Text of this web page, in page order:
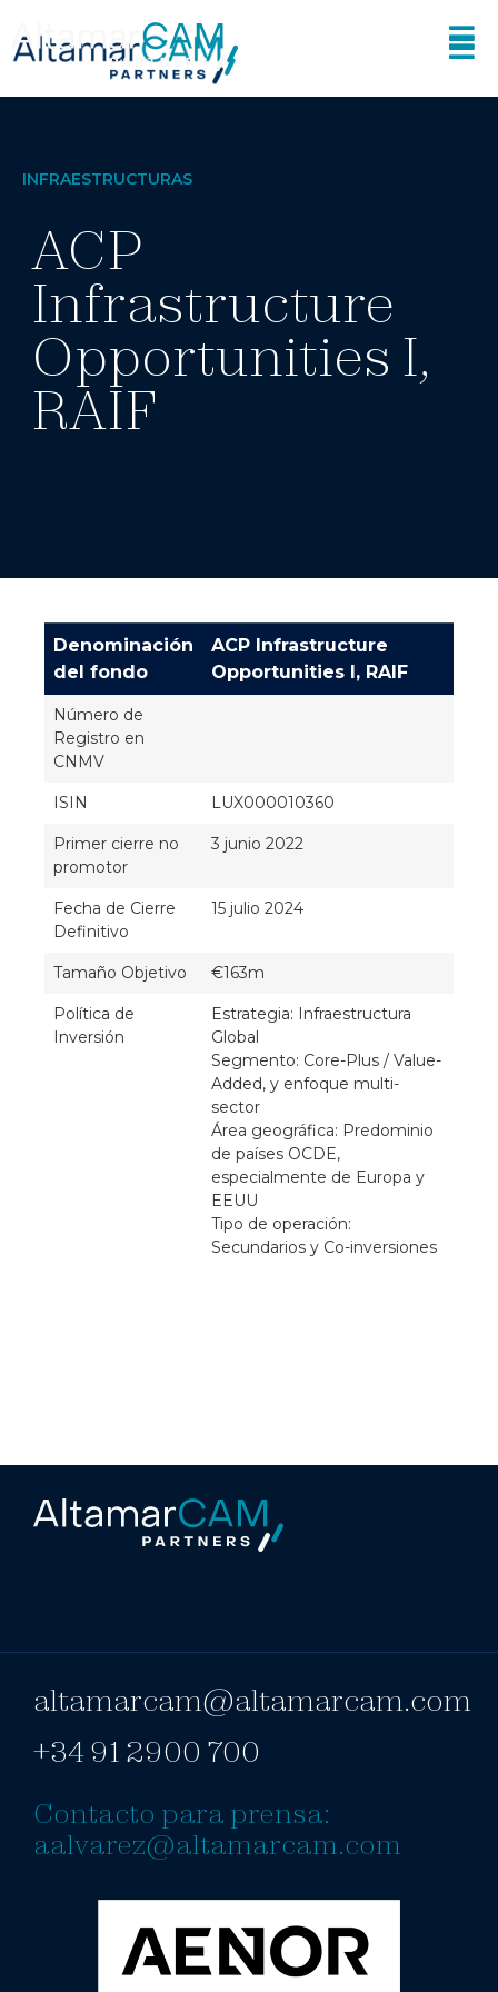
INFRAESTRUCTURAS
ACP
Infrastructure
Opportunities I,
RAIF
Denominación
del fondo
ACP Infrastructure
Opportunities I, RAIF
Número de
Registro en
CNMV
ISIN LUX000010360
Primer cierre no
promotor
3 junio 2022
Fecha de Cierre
Definitivo
15 julio 2024
Tamaño Objetivo €163m
Política de
Inversión
Estrategia: Infraestructura
Global
Segmento: Core-Plus / Value-
Added, y enfoque multi-
sector
Área geográfica: Predominio
de países OCDE,
especialmente de Europa y
EEUU
Tipo de operación:
Secundarios y Co-inversiones
altamarcam@altamarcam.com
+34 91 2900 700
Contacto para prensa:
aalvarez@altamarcam.com